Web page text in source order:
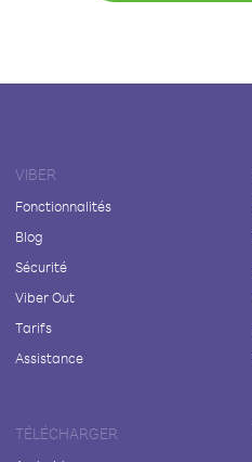
VIBER
Fonctionnalités
Blog
Sécurité
Viber Out
Tarifs
Assistance
TÉLÉCHARGER